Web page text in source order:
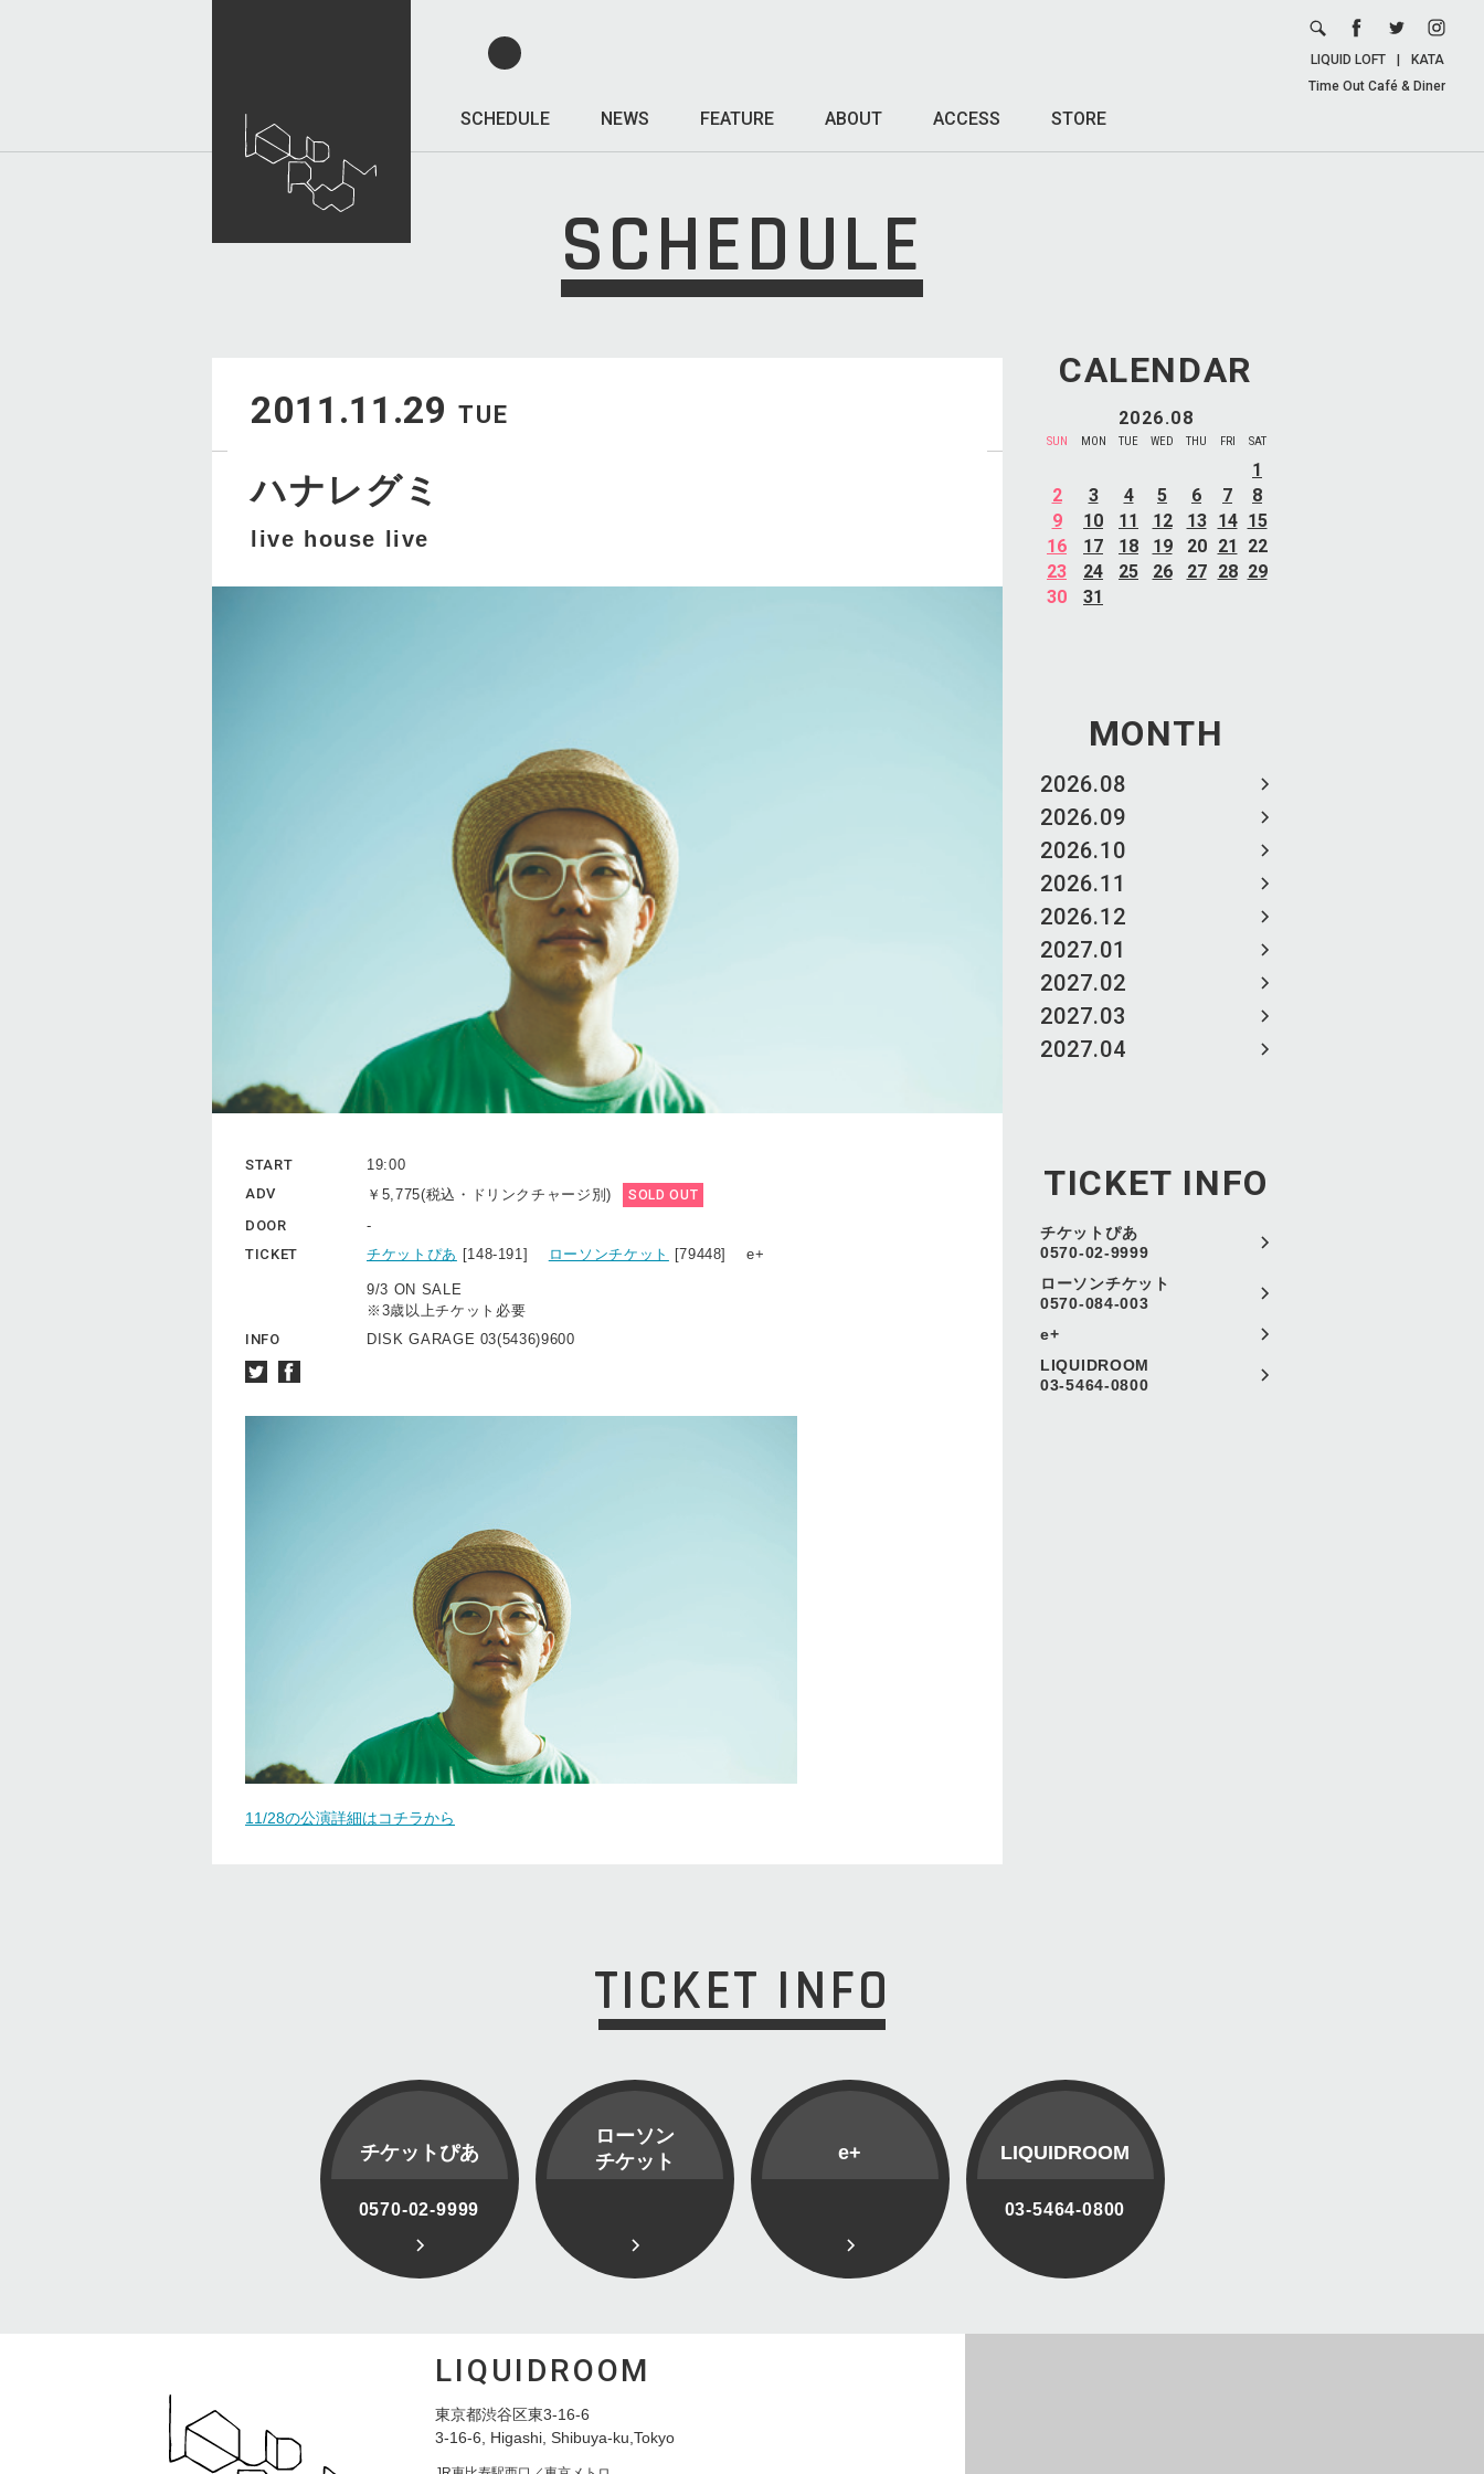
SCHEDULE NEWS FEATURE ABOUT ACCESS STORE
LIQUID LOFT
KATA
Time Out Café & Diner
SCHEDULE
CALENDAR
2026.08
SUN MON TUE WED THU FRI SAT
1
2
3 4 5 6 7
8
9
10 11 12 13 14 15
16
17 18 19 20 21
22
23
24 25 26 27 28 29
30
31
MONTH
2026.08
2026.09
2026.10
2026.11
2026.12
2027.01
2027.02
2027.03
2027.04
TICKET INFO
チケットぴあ
0570-02-9999
ローソンチケット
0570-084-003
e+
LIQUIDROOM
03-5464-0800
2011.11.29 TUE
ハナレグミ
live house live
START
19:00
ADV
￥5,775(税込・ドリンクチャージ別) SOLD OUT
DOOR
-
TICKET
チケットぴあ [148-191] ローソンチケット [79448] e+
9/3 ON SALE
※3歳以上チケット必要
INFO
DISK GARAGE 03(5436)9600
11/28の公演詳細はコチラから
TICKET INFO
チケットぴあ
0570-02-9999
ローソン
チケット
e+ LIQUIDROOM
03-5464-0800
LIQUIDROOM
東京都渋谷区東3-16-6
3-16-6, Higashi, Shibuya-ku,Tokyo